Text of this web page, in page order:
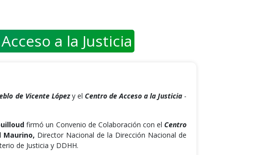
a la Justicia
de Vicente Lópezy el Centro de Acceso a la Justicia -
firmó un Convenio de Colaboración con elCentro
Maurino, Director Nacional de la Dirección Nacional de
de Justicia y DDHH.